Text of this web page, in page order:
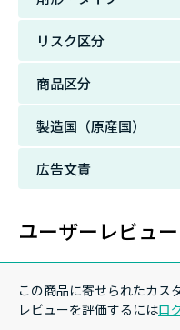
リスク区分
商品区分
製造国（原産国）
広告文責
ユーザーレビュー
この商品に寄せられたカス
レビューを評価するにはロ